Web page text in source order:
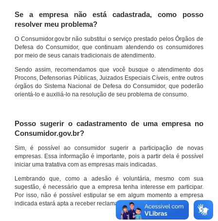
Se a empresa não está cadastrada, como posso
resolver meu problema?
O Consumidor.gov.br não substitui o serviço prestado pelos Órgãos de
Defesa do Consumidor, que continuam atendendo os consumidores
por meio de seus canais tradicionais de atendimento.
Sendo assim, recomendamos que você busque o atendimento dos
Procons, Defensorias Públicas, Juizados Especiais Cíveis, entre outros
órgãos do Sistema Nacional de Defesa do Consumidor, que poderão
orientá-lo e auxiliá-lo na resolução de seu problema de consumo.
Posso sugerir o cadastramento de uma empresa no
Consumidor.gov.br?
Sim, é possível ao consumidor sugerir a participação de novas
empresas. Essa informação é importante, pois a partir dela é possível
iniciar uma tratativa com as empresas mais indicadas.
Lembrando que, como a adesão é voluntária, mesmo com sua
sugestão, é necessário que a empresa tenha interesse em participar.
Por isso, não é possível estipular se em algum momento a empresa
indicada estará apta a receber reclamações por meio do site.